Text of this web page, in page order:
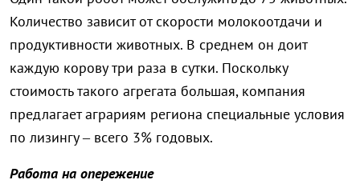
Количество зависит от скорости молокоотдачи и
продуктивности животных. В среднем он доит
каждую корову три раза в сутки. Поскольку
стоимость такого агрегата большая, компания
предлагает аграриям региона специальные условия
по лизингу – всего 3% годовых.
Работа на опережение